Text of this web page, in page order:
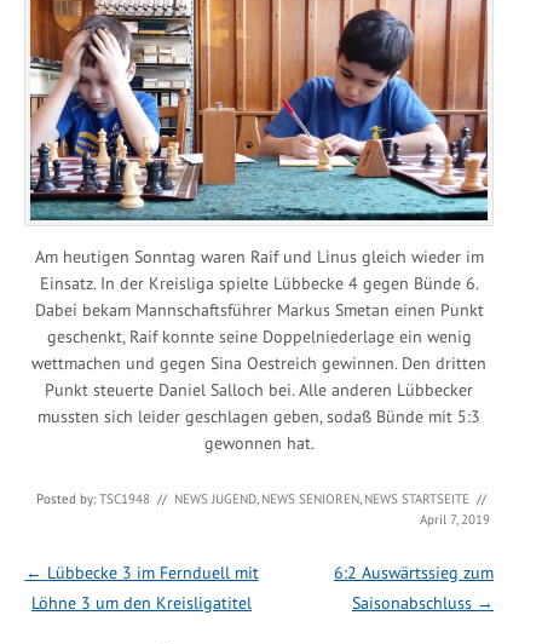
Am heutigen Sonntag waren Raif und Linus gleich wieder im
Einsatz. In der Kreisliga spielte Lübbecke 4 gegen Bünde 6.
Dabei bekam Mannschaftsführer Markus Smetan einen Punkt
geschenkt, Raif konnte seine Doppelniederlage ein wenig
wettmachen und gegen Sina Oestreich gewinnen. Den dritten
Punkt steuerte Daniel Salloch bei. Alle anderen Lübbecker
mussten sich leider geschlagen geben, sodaß Bünde mit 5:3
gewonnen hat.
Posted by:TSC1948 // NEWS JUGEND, NEWS SENIOREN, NEWS STARTSEITE //
April 7, 2019
Post navigation
← Lübbecke 3 im Fernduell mit
Löhne 3 um den Kreisligatitel
6:2 Auswärtssieg zum
Saisonabschluss →